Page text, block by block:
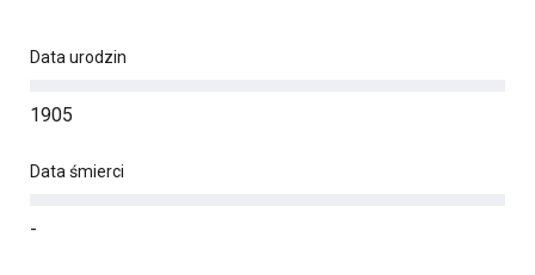
Data urodzin
1905
Data śmierci
-